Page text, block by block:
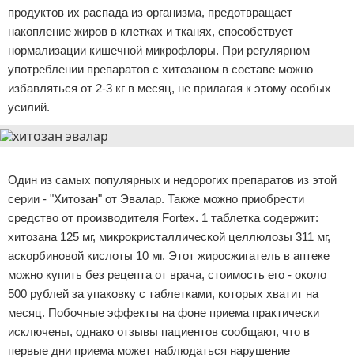
продуктов их распада из организма, предотвращает
накопление жиров в клетках и тканях, способствует
нормализации кишечной микрофлоры. При регулярном
употреблении препаратов с хитозаном в составе можно
избавляться от 2-3 кг в месяц, не прилагая к этому особых
усилий.
Один из самых популярных и недорогих препаратов из этой
серии - "Хитозан" от Эвалар. Также можно приобрести
средство от производителя Fortex. 1 таблетка содержит:
хитозана 125 мг, микрокристаллической целлюлозы 311 мг,
аскорбиновой кислоты 10 мг. Этот жиросжигатель в аптеке
можно купить без рецепта от врача, стоимость его - около
500 рублей за упаковку с таблетками, которых хватит на
месяц. Побочные эффекты на фоне приема практически
исключены, однако отзывы пациентов сообщают, что в
первые дни приема может наблюдаться нарушение